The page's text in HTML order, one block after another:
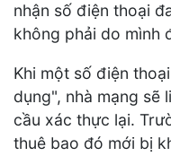
nhận số điện thoại
không phải do mình
Khi một số điện
dụng", nhà mạng sẽ
cầu xác thực lại.
thuê bao đó mới bị